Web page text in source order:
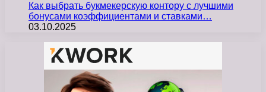
Как выбрать букмекерскую контору с лучшими
бонусами коэффициентами и ставками…
03.10.2025